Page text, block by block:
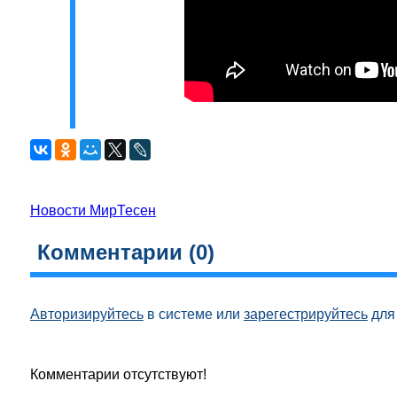
Новости МирТесен
Комментарии (0)
Авторизируйтесьв системе или зарегестрируйтесьдля
Комментарии отсутствуют!